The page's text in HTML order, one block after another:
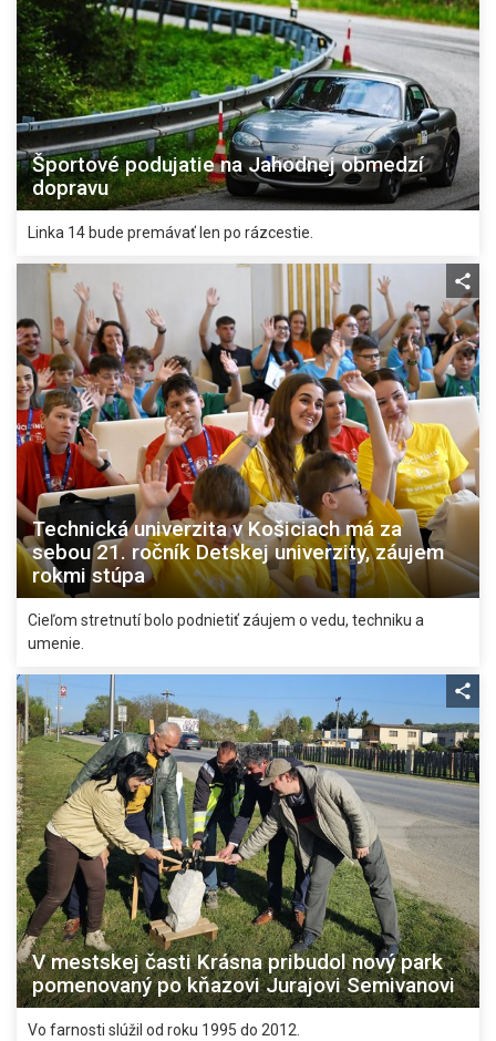
Športové podujatie na Jahodnej obmedzí
dopravu
Linka 14 bude premávať len po rázcestie.
Technická univerzita v Košiciach má za
sebou 21. ročník Detskej univerzity, záujem
rokmi stúpa
Cieľom stretnutí bolo podnietiť záujem o vedu, techniku a
umenie.
V mestskej časti Krásna pribudol nový park
pomenovaný po kňazovi Jurajovi Semivanovi
Vo farnosti slúžil od roku 1995 do 2012.